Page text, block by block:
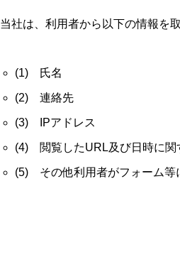
当社は、利用者から以下の情報を
(1) 氏名
(2) 連絡先
(3) IPアドレス
(4) 閲覧したURL及び日時に関
(5) その他利用者がフォーム等